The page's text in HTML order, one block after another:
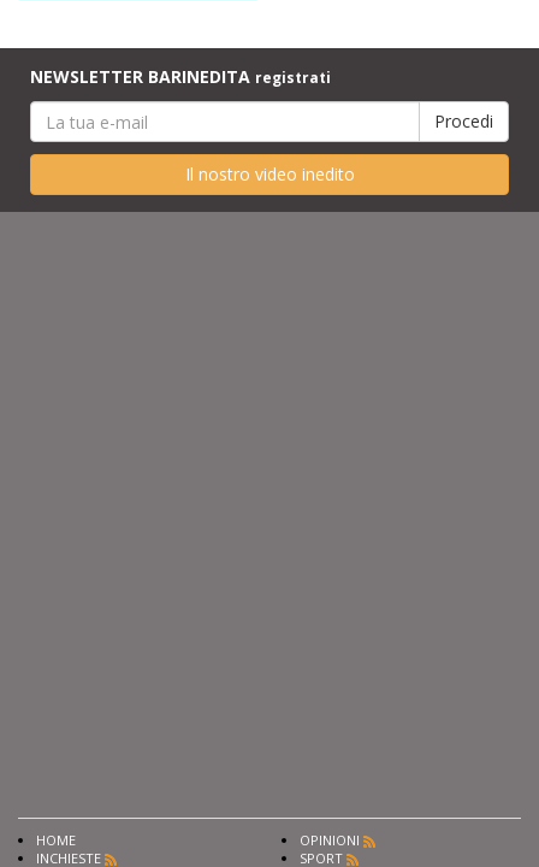
NEWSLETTER BARINEDITA registrati
Il nostro video inedito
HOME
INCHIESTE
OPINIONI
SPORT